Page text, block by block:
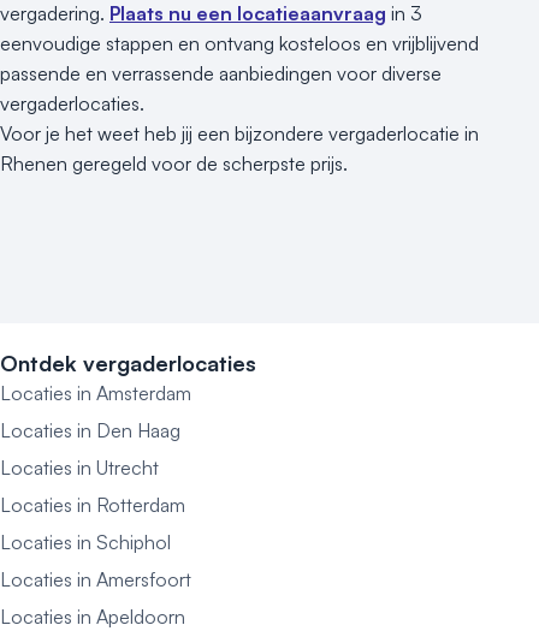
vergadering. Plaats nu een locatieaanvraag in 3
eenvoudige stappen en ontvang kosteloos en vrijblijvend
passende en verrassende aanbiedingen voor diverse
vergaderlocaties.
Voor je het weet heb jij een bijzondere vergaderlocatie in
Rhenen geregeld voor de scherpste prijs.
Ontdek vergaderlocaties
Locaties in Amsterdam
Locaties in Den Haag
Locaties in Utrecht
Locaties in Rotterdam
Locaties in Schiphol
Locaties in Amersfoort
Locaties in Apeldoorn